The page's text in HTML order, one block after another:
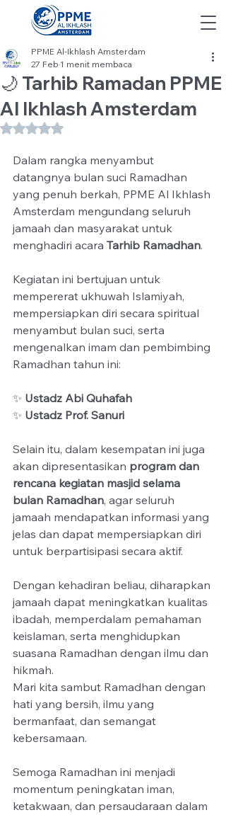
🌙 Tarhib Ramadan PPME
Al Ikhlash Amsterdam
PPME Al-Ikhlash Amsterdam
27 Feb 1 menit membaca
Dinilai NaN dari 5 bintang.
Dalam rangka menyambut
datangnya bulan suci Ramadhan
yang penuh berkah, PPME Al Ikhlash
Amsterdam mengundang seluruh
jamaah dan masyarakat untuk
menghadiri acara Tarhib Ramadhan.
Kegiatan ini bertujuan untuk
mempererat ukhuwah Islamiyah,
mempersiapkan diri secara spiritual
menyambut bulan suci, serta
mengenalkan imam dan pembimbing
Ramadhan tahun ini:
✨ Ustadz Abi Quhafah
✨ Ustadz Prof. Sanuri
Selain itu, dalam kesempatan ini juga
akan dipresentasikan program dan
rencana kegiatan masjid selama
bulan Ramadhan, agar seluruh
jamaah mendapatkan informasi yang
jelas dan dapat mempersiapkan diri
untuk berpartisipasi secara aktif.
Dengan kehadiran beliau, diharapkan
jamaah dapat meningkatkan kualitas
ibadah, memperdalam pemahaman
keislaman, serta menghidupkan
suasana Ramadhan dengan ilmu dan
hikmah.
Mari kita sambut Ramadhan dengan
hati yang bersih, ilmu yang
bermanfaat, dan semangat
kebersamaan.
Semoga Ramadhan ini menjadi
momentum peningkatan iman,
ketakwaan, dan persaudaraan dalam